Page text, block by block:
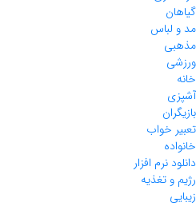
گیاهان
مد و لباس
مذهبی
ورزشی
خانه
آشپزی
بازیگران
تعبیر خواب
خانواده
دانلود نرم افزار
رژیم و تغذیه
زیبایی